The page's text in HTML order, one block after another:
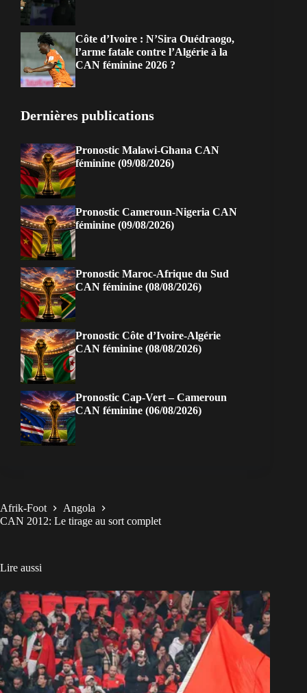
Côte d’Ivoire : N’Sira Ouédraogo,
l’arme fatale contre l’Algérie à la
CAN féminine 2026 ?
Dernières publications
Pronostic Malawi-Ghana CAN
féminine (09/08/2026)
Pronostic Cameroun-Nigeria CAN
féminine (09/08/2026)
Pronostic Maroc-Afrique du Sud
CAN féminine (08/08/2026)
Pronostic Côte d’Ivoire-Algérie
CAN féminine (08/08/2026)
Pronostic Cap-Vert – Cameroun
CAN féminine (06/08/2026)
Afrik-Foot
Angola
CAN 2012: Le tirage au sort complet
Lire aussi